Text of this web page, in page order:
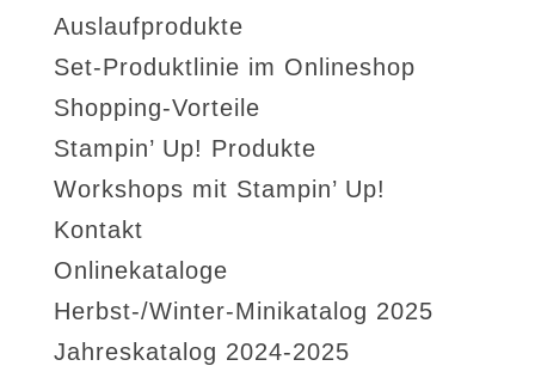
Auslaufprodukte
Set-Produktlinie im Onlineshop
Shopping-Vorteile
Stampin’ Up! Produkte
Workshops mit Stampin’ Up!
Kontakt
Onlinekataloge
Herbst-/Winter-Minikatalog 2025
Jahreskatalog 2024-2025